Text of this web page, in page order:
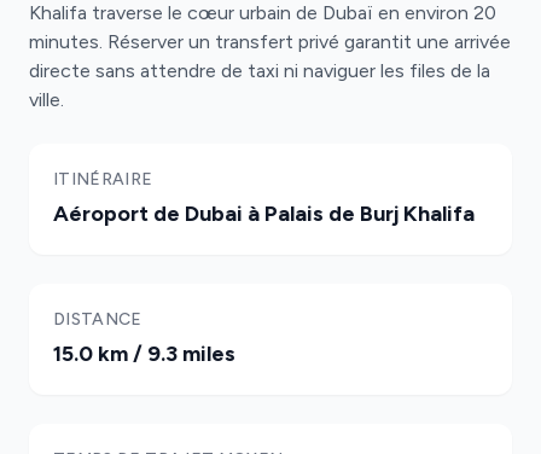
Khalifa traverse le cœur urbain de Dubaï en environ 20
minutes. Réserver un transfert privé garantit une arrivée
directe sans attendre de taxi ni naviguer les files de la
ville.
ITINÉRAIRE
Aéroport de Dubai à Palais de Burj Khalifa
DISTANCE
15.0 km / 9.3 miles